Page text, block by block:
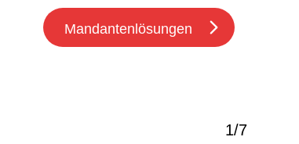
Mandantenlösungen
1/7